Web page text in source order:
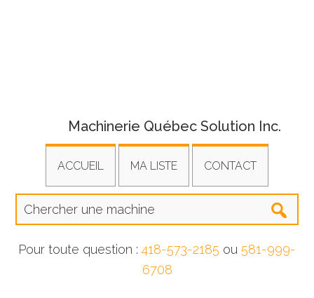
Machinerie Québec Solution Inc.
ACCUEIL MA LISTE CONTACT
Pour toute question : 418-573-2185 ou 581-999-
6708